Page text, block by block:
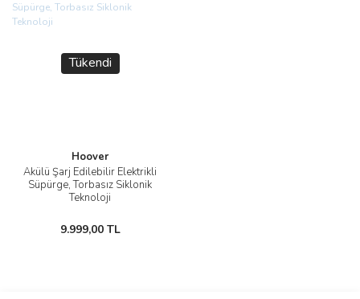
Tükendi
Hoover
Akülü Şarj Edilebilir Elektrikli
Süpürge, Torbasız Siklonik
Teknoloji
9.999,00 TL